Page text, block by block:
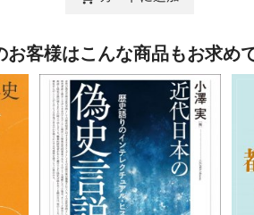
客様はこんな商品もお求めで